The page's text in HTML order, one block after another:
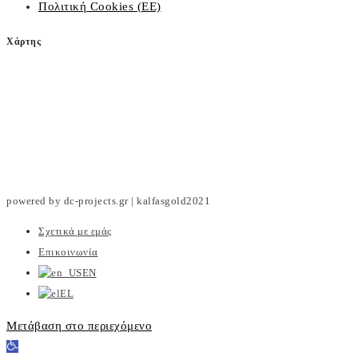
Πολιτική Cookies (ΕΕ)
Χάρτης
powered by dc-projects.gr | kalfasgold2021
Σχετικά με εμάς
Επικοινωνία
EN
EL
Μετάβαση στο περιεχόμενο
Ανοίξτε